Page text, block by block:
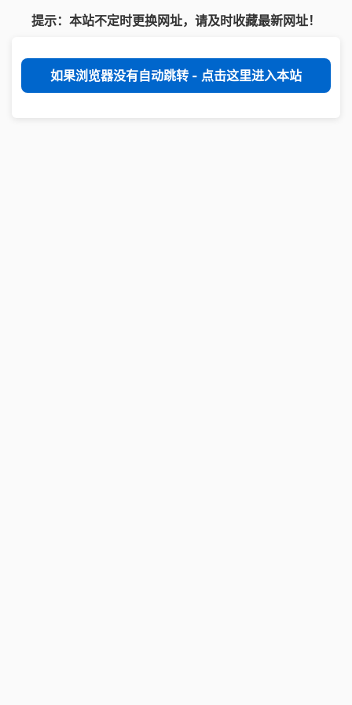
提示：本站不定时更换网址，请及时收藏最新网址！
如果浏览器没有自动跳转 - 点击这里进入本站